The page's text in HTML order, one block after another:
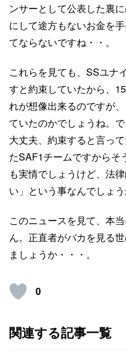
ンサーとして公表した裏
にして途方もないお金を
てならないですね・・。
これらを見ても、SSユナ
すと約束していたから、
れが想像出来るのですが
ていたのかでしょうね。
大丈夫、約束すると言っ
たSAF1チームですからそ
も実情でしょうけど、法
い」という事なんでしょう
このニュースを見て、本
ん。正直者がバカを見る
ましょうか・・・。
0
関連する記事一覧